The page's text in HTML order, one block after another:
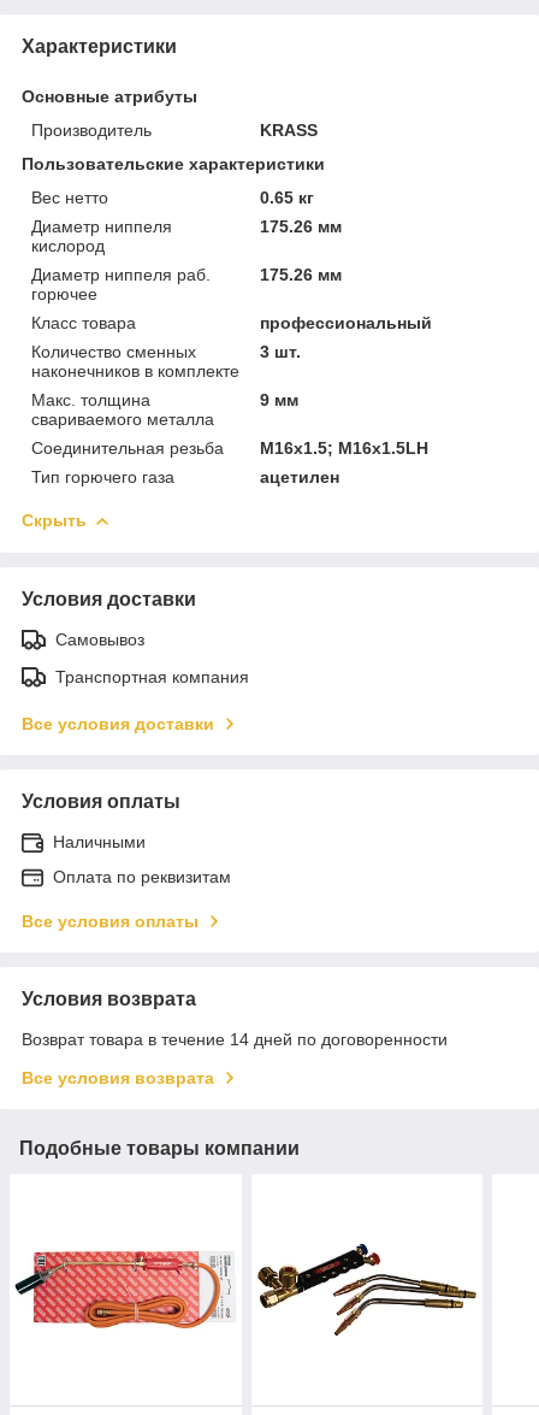
Характеристики
Основные атрибуты
Производитель
KRASS
Пользовательские характеристики
Вес нетто
0.65 кг
Диаметр ниппеля
кислород
175.26 мм
Диаметр ниппеля раб.
горючее
175.26 мм
Класс товара
профессиональный
Количество сменных
наконечников в комплекте
3 шт.
Макс. толщина
свариваемого металла
9 мм
Соединительная резьба
М16х1.5; М16х1.5LH
Тип горючего газа
ацетилен
Скрыть
Условия доставки
Самовывоз
Транспортная компания
Все условия доставки
Условия оплаты
Наличными
Оплата по реквизитам
Все условия оплаты
Условия возврата
Возврат товара в течение 14 дней по договоренности
Все условия возврата
Подобные товары компании